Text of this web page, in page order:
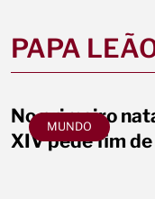
PAPA
MUNDO
No primeiro
XIV pede fim